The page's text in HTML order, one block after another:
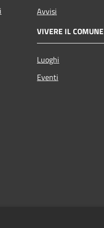
Avvisi
VIVERE IL COMUNE
Luoghi
Eventi